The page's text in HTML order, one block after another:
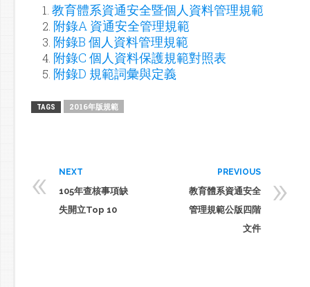
教育體系資通安全暨個人資料管理規範
附錄A 資通安全管理規範
附錄B 個人資料管理規範
附錄C 個人資料保護規範對照表
附錄D 規範詞彙與定義
TAGS 2016年版規範
« NEXT
105年查核事項缺
失開立Top 10
»
PREVIOUS
教育體系資通安全
管理規範公版四階
文件